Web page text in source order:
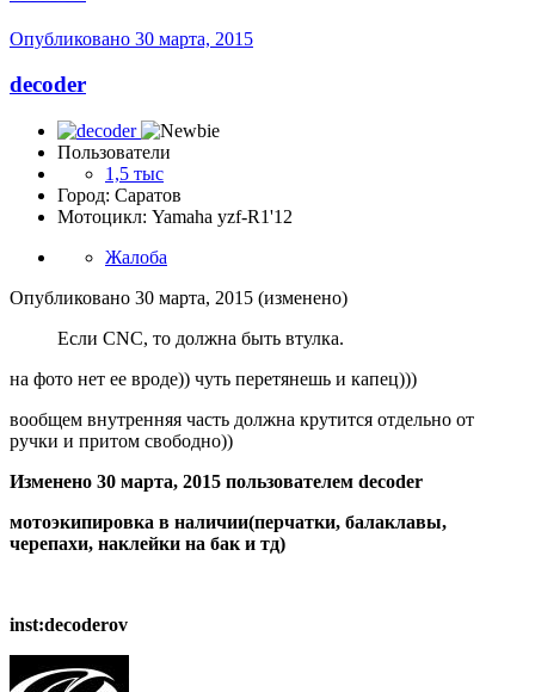
Опубликовано 30 марта, 2015
decoder
Пользователи
1,5 тыс
Город: Саратов
Мотоцикл: Yamaha yzf-R1'12
Жалоба
Опубликовано 30 марта, 2015 (изменено)
Если CNC, то должна быть втулка.
на фото нет ее вроде)) чуть перетянешь и капец)))
вообщем внутренняя часть должна крутится отдельно от
ручки и притом свободно))
Изменено 30 марта, 2015 пользователем decoder
мотоэкипировка в наличии(перчатки, балаклавы,
черепахи, наклейки на бак и тд)
inst:decoderov